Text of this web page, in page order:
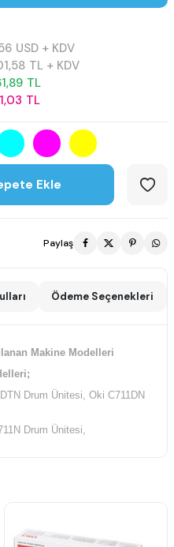
USD + KDV
TL + KDV
TL
TL
Ekle
Paylaş
Ödeme Seçenekleri
Makine Modelleri
Drum Ünitesi, Oki C711DN
Drum Ünitesi,